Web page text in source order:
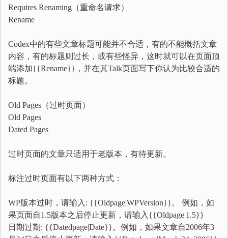
Requires Renaming（重命名请求）
Rename
Codex中的有些文章标题可能并不合适，有的不能概括文章
内容，有的标题则过长，或有些怪异，这时就可以在页面顶
端添加{{Rename}}，并在其Talk页面写下你认为比较合适的
标题。
Old Pages（过时页面）
Old Pages
Dated Pages
过时页面的文章只适用于老版本，有待更新。
标注过时页面有以下两种方式：
WP版本过时，请输入: {{Oldpage|WPVersion}}。 例如，如
果页面自1.5版本之后停止更新，请输入{{Oldpage|1.5}}
日期过期: {{Datedpage|Date}}。例如，如果文章自2006年3